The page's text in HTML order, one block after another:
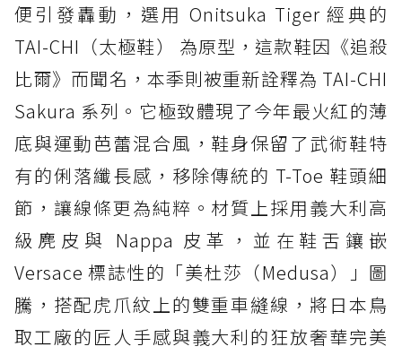
便引發轟動，選用 Onitsuka Tiger 經典的
TAI-CHI（太極鞋） 為原型，這款鞋因《追殺
比爾》而聞名，本季則被重新詮釋為 TAI-CHI
Sakura 系列。它極致體現了今年最火紅的薄
底與運動芭蕾混合風，鞋身保留了武術鞋特
有的俐落纖長感，移除傳統的 T-Toe 鞋頭細
節，讓線條更為純粹。材質上採用義大利高
級麂皮與 Nappa 皮革，並在鞋舌鑲嵌
Versace 標誌性的「美杜莎（Medusa）」圖
騰，搭配虎爪紋上的雙重車縫線，將日本鳥
取工廠的匠人手感與義大利的狂放奢華完美